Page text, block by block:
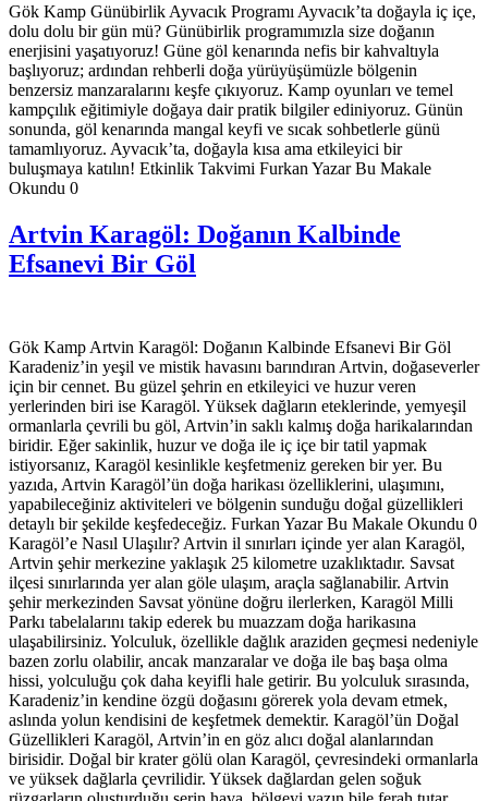
Gök Kamp Günübirlik Ayvacık Programı Ayvacık’ta doğayla iç içe,
dolu dolu bir gün mü? Günübirlik programımızla size doğanın
enerjisini yaşatıyoruz! Güne göl kenarında nefis bir kahvaltıyla
başlıyoruz; ardından rehberli doğa yürüyüşümüzle bölgenin
benzersiz manzaralarını keşfe çıkıyoruz. Kamp oyunları ve temel
kampçılık eğitimiyle doğaya dair pratik bilgiler ediniyoruz. Günün
sonunda, göl kenarında mangal keyfi ve sıcak sohbetlerle günü
tamamlıyoruz. Ayvacık’ta, doğayla kısa ama etkileyici bir
buluşmaya katılın! Etkinlik Takvimi Furkan Yazar Bu Makale
Okundu 0
Artvin Karagöl: Doğanın Kalbinde
Efsanevi Bir Göl
Gök Kamp Artvin Karagöl: Doğanın Kalbinde Efsanevi Bir Göl
Karadeniz’in yeşil ve mistik havasını barındıran Artvin, doğaseverler
için bir cennet. Bu güzel şehrin en etkileyici ve huzur veren
yerlerinden biri ise Karagöl. Yüksek dağların eteklerinde, yemyeşil
ormanlarla çevrili bu göl, Artvin’in saklı kalmış doğa harikalarından
biridir. Eğer sakinlik, huzur ve doğa ile iç içe bir tatil yapmak
istiyorsanız, Karagöl kesinlikle keşfetmeniz gereken bir yer. Bu
yazıda, Artvin Karagöl’ün doğa harikası özelliklerini, ulaşımını,
yapabileceğiniz aktiviteleri ve bölgenin sunduğu doğal güzellikleri
detaylı bir şekilde keşfedeceğiz. Furkan Yazar Bu Makale Okundu 0
Karagöl’e Nasıl Ulaşılır? Artvin il sınırları içinde yer alan Karagöl,
Artvin şehir merkezine yaklaşık 25 kilometre uzaklıktadır. Savsat
ilçesi sınırlarında yer alan göle ulaşım, araçla sağlanabilir. Artvin
şehir merkezinden Savsat yönüne doğru ilerlerken, Karagöl Milli
Parkı tabelalarını takip ederek bu muazzam doğa harikasına
ulaşabilirsiniz. Yolculuk, özellikle dağlık araziden geçmesi nedeniyle
bazen zorlu olabilir, ancak manzaralar ve doğa ile baş başa olma
hissi, yolculuğu çok daha keyifli hale getirir. Bu yolculuk sırasında,
Karadeniz’in kendine özgü doğasını görerek yola devam etmek,
aslında yolun kendisini de keşfetmek demektir. Karagöl’ün Doğal
Güzellikleri Karagöl, Artvin’in en göz alıcı doğal alanlarından
birisidir. Doğal bir krater gölü olan Karagöl, çevresindeki ormanlarla
ve yüksek dağlarla çevrilidir. Yüksek dağlardan gelen soğuk